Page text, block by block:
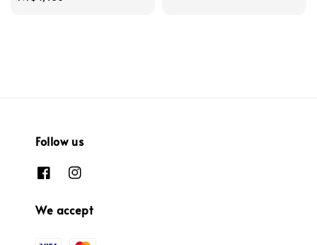
Follow us
We accept